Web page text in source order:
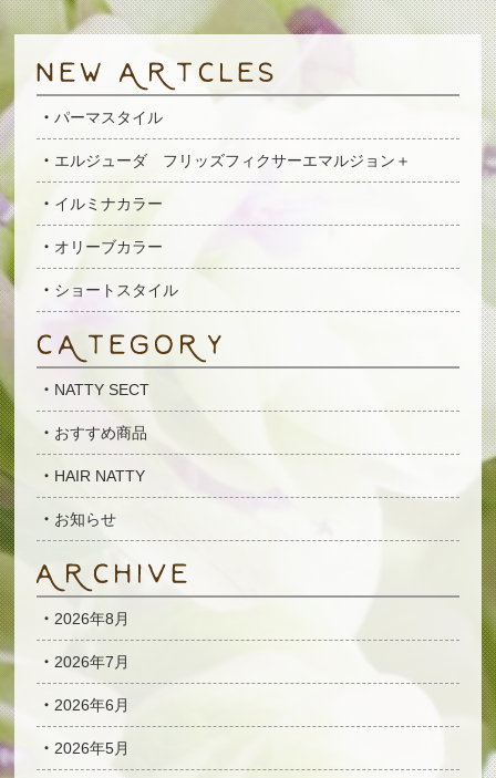
パーマスタイル
エルジューダ フリッズフィクサーエマルジョン＋
イルミナカラー
オリーブカラー
ショートスタイル
NATTY SECT
おすすめ商品
HAIR NATTY
お知らせ
2026年8月
2026年7月
2026年6月
2026年5月